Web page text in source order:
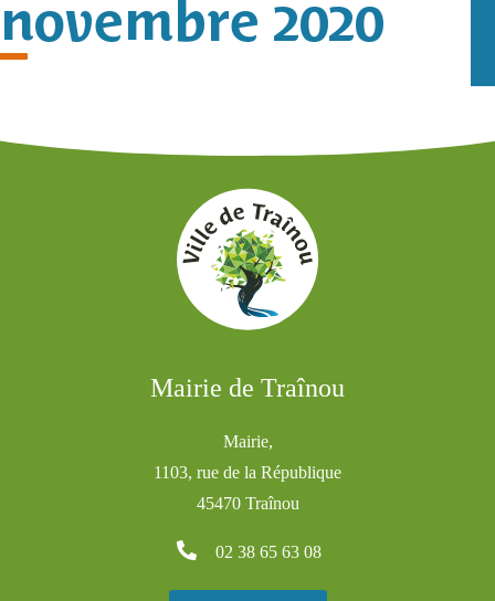
novembre 2020
Mairie de Traînou
Mairie,
1103, rue de la République
45470 Traînou
02 38 65 63 08